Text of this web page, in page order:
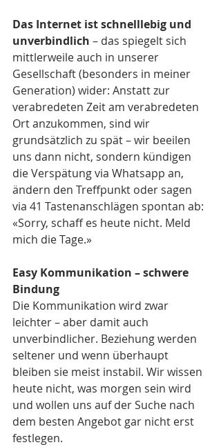
Das Internet ist schnelllebig und
unverbindlich – das spiegelt sich
mittlerweile auch in unserer
Gesellschaft (besonders in meiner
Generation) wider: Anstatt zur
verabredeten Zeit am verabredeten
Ort anzukommen, sind wir
grundsätzlich zu spät – wir beeilen
uns dann nicht, sondern kündigen
die Verspätung via Whatsapp an,
ändern den Treffpunkt oder sagen
via 41 Tastenanschlägen spontan ab:
«Sorry, schaff es heute nicht. Meld
mich die Tage.»
Easy Kommunikation – schwere
Bindung
Die Kommunikation wird zwar
leichter – aber damit auch
unverbindlicher. Beziehung werden
seltener und wenn überhaupt
bleiben sie meist instabil. Wir wissen
heute nicht, was morgen sein wird
und wollen uns auf der Suche nach
dem besten Angebot gar nicht erst
festlegen.